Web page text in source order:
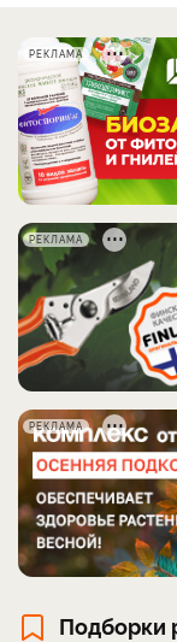
РЕКЛАМА
РЕКЛАМА
РЕКЛАМА
Подборки